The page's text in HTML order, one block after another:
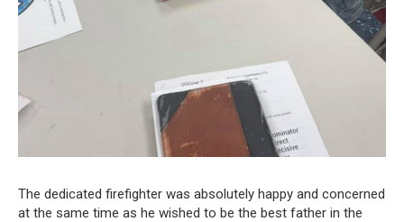
The dedicated firefighter was absolutely happy and concerned
at the same time as he wished to be the best father in the